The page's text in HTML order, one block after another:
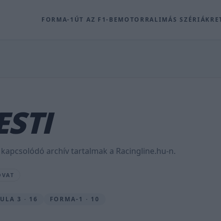
FORMA-1 ÚT AZ F1-BEMOTORRALIMÁS SZÉRIÁK
archív tartalmak a Racingline.hu-n.
3 · 16 FORMA-1 · 10